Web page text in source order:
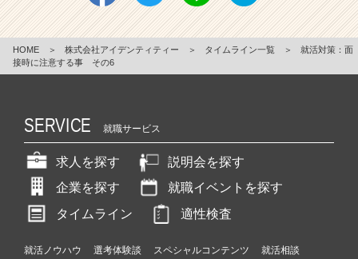
HOME ＞ 株式会社アイデンティティー ＞ タイムライン一覧 ＞
就活対策：面
接時に注意する事 その6
SERVICE 就職サービス
求人を探す
説明会を探す
企業を探す
就職イベントを探す
タイムライン
適性検査
就活ノウハウ 選考体験談 スペシャルコンテンツ
就活相談